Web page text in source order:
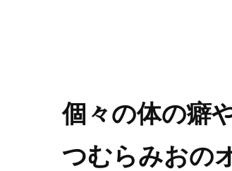
個々の体の癖
つむらみおの